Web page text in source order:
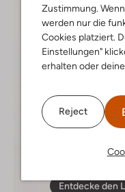
Zustimmung.
werden nur die
Cookies platziert.
Einstellungen"
erhalten oder
Reject
Entdecke den